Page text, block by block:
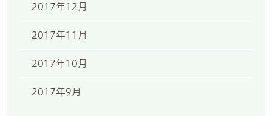
2017年12月
2017年11月
2017年10月
2017年9月